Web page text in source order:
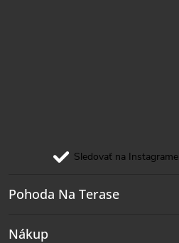
Sledovať na Instagrame
Pohoda Na Terase
Nákup